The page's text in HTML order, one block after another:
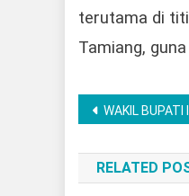
terutama di
Tamiang,
Post
WAKIL BUPATI IRAWAN TOPANI BUKA KOORDINASI LINTAS SEKTOR PENCEGAHAN KEKERASAN TERHADAP
RELATED